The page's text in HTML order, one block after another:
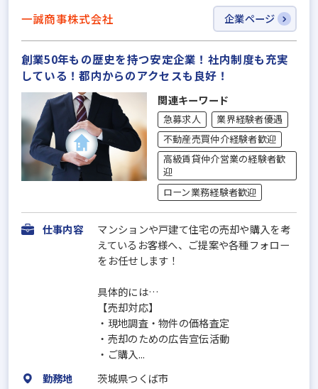
一誠商事株式会社 企業ページ
創業50年もの歴史を持つ安定企業！社内制度も充実
している！都内からのアクセスも良好！
関連キーワード
急募求人
業界経験者優遇
不動産売買仲介経験者歓迎
高級賃貸仲介営業の経験者歓
迎
ローン業務経験者歓迎
仕事内容
マンションや戸建て住宅の売却や購入を考
えているお客様へ、ご提案や各種フォロー
をお任せします！
具体的には…
【売却対応】
・現地調査・物件の価格査定
・売却のための広告宣伝活動
・ご購入...
勤務地
茨城県つくば市